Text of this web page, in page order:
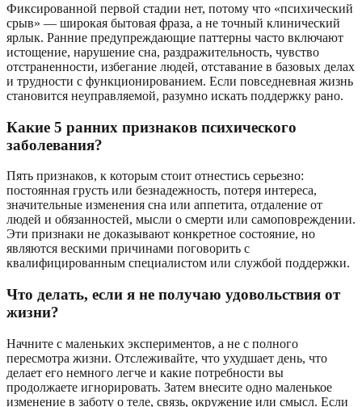
Фиксированной первой стадии нет, потому что «психический
срыв» — широкая бытовая фраза, а не точный клинический
ярлык. Ранние предупреждающие паттерны часто включают
истощение, нарушение сна, раздражительность, чувство
отстраненности, избегание людей, отставание в базовых делах
и трудности с функционированием. Если повседневная жизнь
становится неуправляемой, разумно искать поддержку рано.
Какие 5 ранних признаков психического
заболевания?
Пять признаков, к которым стоит отнестись серьезно:
постоянная грусть или безнадежность, потеря интереса,
значительные изменения сна или аппетита, отдаление от
людей и обязанностей, мысли о смерти или самоповреждении.
Эти признаки не доказывают конкретное состояние, но
являются вескими причинами поговорить с
квалифицированным специалистом или службой поддержки.
Что делать, если я не получаю удовольствия от
жизни?
Начните с маленьких экспериментов, а не с полного
пересмотра жизни. Отслеживайте, что ухудшает день, что
делает его немного легче и какие потребности вы
продолжаете игнорировать. Затем внесите одно маленькое
изменение в заботу о теле, связь, окружение или смысл. Если